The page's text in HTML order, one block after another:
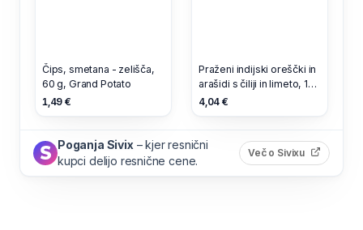
Čips, smetana - zelišča,
60 g, Grand Potato
1,49 €
Praženi indijski oreščki in
arašidi s čiliji in limeto, 140
g, Cambrook
4,04 €
Poganja Sivix – kjer resnični
kupci delijo resnične cene.
Več o Sivixu (odpre